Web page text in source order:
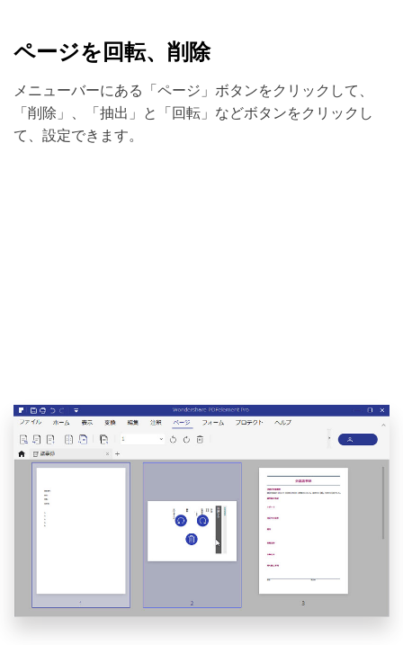
ページを回転、削除
メニューバーにある「ページ」ボタンをクリックして、
「削除」、「抽出」と「回転」などボタンをクリックし
て、設定できます。